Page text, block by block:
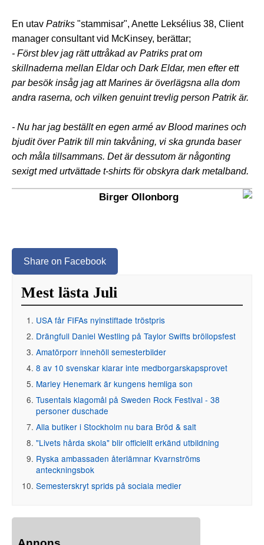
En utav Patriks "stammisar", Anette Leksélius 38, Client
manager consultant vid McKinsey, berättar;
- Först blev jag rätt uttråkad avPatriks prat om
skillnaderna mellan Eldar och Dark Eldar, men efter ett
par besök insåg jag att Marines är överlägsna alla dom
andra raserna, och vilken genuint trevlig person Patrikär.
- Nu har jag beställt en egen armé av Blood marines och
bjudit över Patrik till min takvåning, vi ska grunda baser
och måla tillsammans. Det är dessutom är någonting
sexigt med urtvättade t-shirts för obskyra dark metalband.
Birger Ollonborg
Share on Facebook
Mest lästa Juli
USA får FIFAs nyinstiftade tröstpris
Drängfull Daniel Westling på Taylor Swifts bröllopsfest
Amatörporr innehöll semesterbilder
8 av 10 svenskar klarar inte medborgarskapsprovet
Marley Henemark är kungens hemliga son
Tusentals klagomål på Sweden Rock Festival - 38
personer duschade
Alla butiker i Stockholm nu bara Bröd & salt
"Livets hårda skola" blir officiellt erkänd utbildning
Ryska ambassaden återlämnar Kvarnströms
anteckningsbok
Semesterskryt sprids på sociala medier